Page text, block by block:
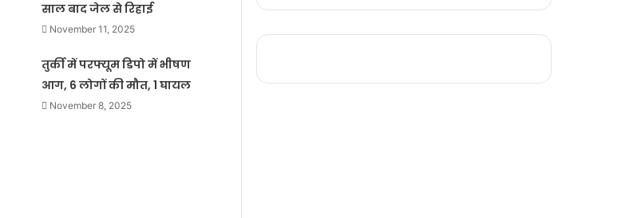
साल बाद जेल से रिहाई
November 11, 2025
तुर्की में परफ्यूम डिपो में भीषण
आग, 6 लोगों की मौत, 1 घायल
November 8, 2025